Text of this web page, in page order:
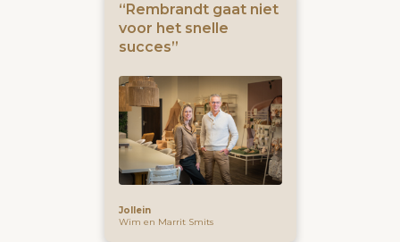
“Rembrandt gaat niet
voor het snelle
succes”
Jollein
Wim en Marrit Smits